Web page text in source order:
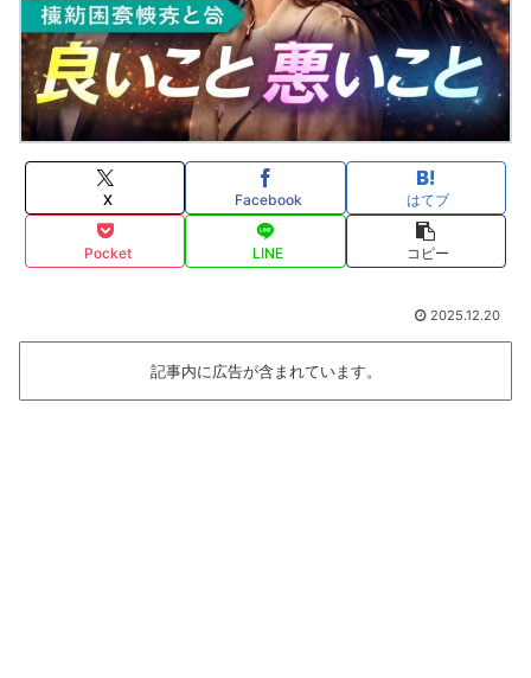
X Facebook はてブ
Pocket LINE コピー
2025.12.20
記事内に広告が含まれています。